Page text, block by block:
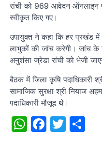
रांची को 969 आवेदन ऑनलाइन
स्वीकृत किए गए।
उपायुक्त ने कहा कि हर प्रखंड
लाभुकों की जांच करेगी। जांच के
अनुशंसा ज्रेडा रांची को भेजी
बैठक में जिला कृषि पदाधिकारी
सामाजिक सुरक्षा श्री नियाज
पदाधिकारी मौजूद थे।
WhatsApp